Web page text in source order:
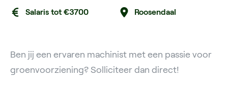
Salaris tot €3700 Roosendaal
Ben jij een ervaren machinist met een passie voor
groenvoorziening? Solliciteer dan direct!